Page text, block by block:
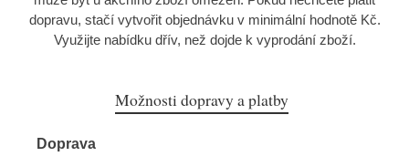
dopravu, stačí vytvořit objednávku v minimální hodnotě Kč.
Využijte nabídku dřív, než dojde k vyprodání zboží.
Možnosti dopravy a platby
Doprava